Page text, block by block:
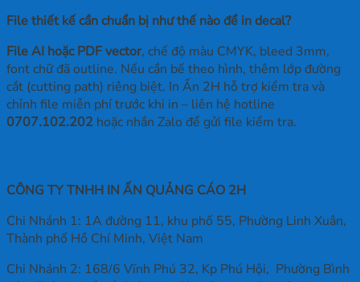
File thiết kế cần chuẩn bị như thế nào để in decal?
File AI hoặc PDF vector, chế độ màu CMYK, bleed 3mm,
font chữ đã outline. Nếu cần bế theo hình, thêm lớp đường
cắt (cutting path) riêng biệt. In Ấn 2H hỗ trợ kiểm tra và
chỉnh file miễn phí trước khi in – liên hệ hotline
0707.102.202 hoặc nhắn Zalo để gửi file kiểm tra.
CÔNG TY TNHH IN ẤN QUẢNG CÁO 2H
Chi Nhánh 1: 1A đường 11, khu phố 55, Phường Linh Xuân,
Thành phố Hồ Chí Minh, Việt Nam
Chi Nhánh 2: 168/6 Vĩnh Phú 32, Kp Phú Hội, Phường Bình